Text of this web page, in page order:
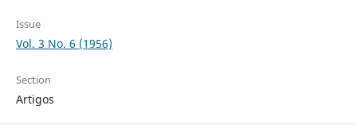
Issue
Vol. 3 No. 6 (1956)
Section
Artigos